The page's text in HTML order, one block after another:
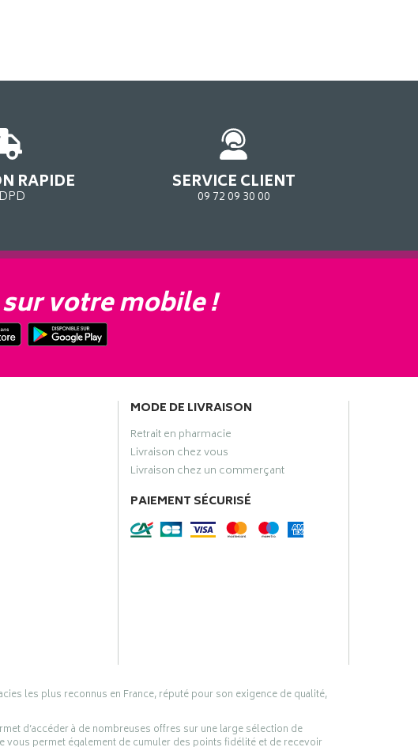
RAPIDE SERVICE CLIENT
09 72 09 30 00
votre mobile !
MODE DE LIVRAISON
Retrait en pharmacie
Livraison chez vous
Livraison chez un commerçant
PAIEMENT SÉCURISÉ
les plus reconnus en France, réputé pour son exigence de qualité,
d’accéder à de nombreuses offres sur une large sélection de
permet également de cumuler des points fidélité et de recevoir